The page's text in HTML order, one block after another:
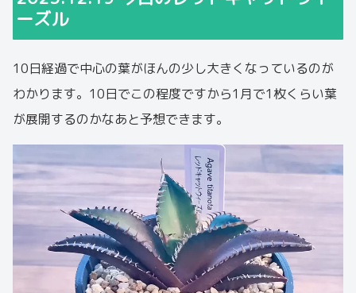
ーズル
10日経過で中心の葉がほんの少し大きくなっているのが
わかります。10日でこの程度ですから1月で1枚くらい葉
が展開するのかなあと予想できます。